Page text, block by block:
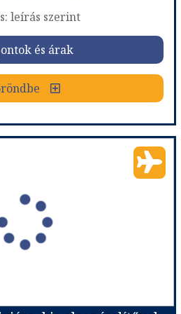
és árak
leírás szerint
és árak
Best Western Premier Hotel Roosevelt - 5 éjszakás
Franciaország
Város:Nice
Repülővel
leírás szerint
Hotel ****
- Classic room 1 double bed